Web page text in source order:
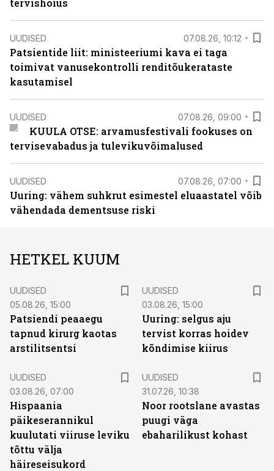
tervishoius
UUDISED 07.08.26, 10:12
Patsientide liit: ministeeriumi kava ei taga
toimivat vanusekontrolli renditõukerataste
kasutamisel
UUDISED 07.08.26, 09:00
KUULA OTSE: arvamusfestivali fookuses on
tervisevabadus ja tulevikuvõimalused
UUDISED 07.08.26, 07:00
Uuring: vähem suhkrut esimestel eluaastatel võib
vähendada dementsuse riski
HETKEL KUUM
UUDISED
05.08.26, 15:00
Patsiendi peaaegu
tapnud kirurg kaotas
arstilitsentsi
UUDISED
03.08.26, 15:00
Uuring: selgus aju
tervist korras hoidev
kõndimise kiirus
UUDISED
03.08.26, 07:00
Hispaania
päikeserannikul
kuulutati viiruse leviku
tõttu välja
häireseisukord
UUDISED
31.07.26, 10:38
Noor rootslane avastas
puugi väga
ebaharilikust kohast